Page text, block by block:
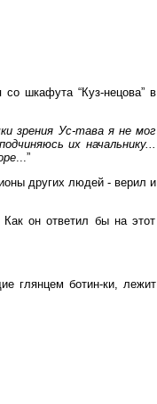
шкафута “Куз-нецова” в
зрения Ус-тава я не мог
их начальнику...
...”
других людей - верил и
Как он ответил бы на этот
глянцем ботин-ки, лежит